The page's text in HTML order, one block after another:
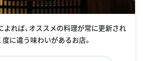
よれば、オススメの料理が常に更新され
に違う味わいがあるお店。